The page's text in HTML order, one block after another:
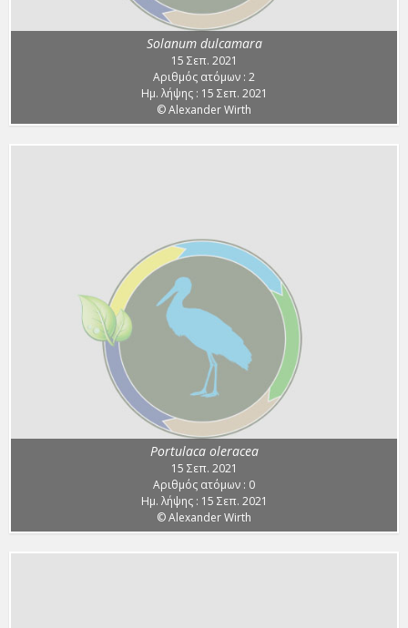
Solanum dulcamara
15 Σεπ. 2021
Αριθμός ατόμων : 2
Ημ. λήψης : 15 Σεπ. 2021
© Alexander Wirth
Portulaca oleracea
15 Σεπ. 2021
Αριθμός ατόμων : 0
Ημ. λήψης : 15 Σεπ. 2021
© Alexander Wirth